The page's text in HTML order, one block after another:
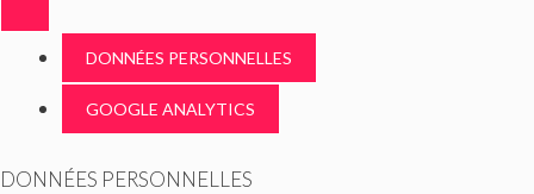
DONNÉES PERSONNELLES
GOOGLE ANALYTICS
DONNÉES PERSONNELLES